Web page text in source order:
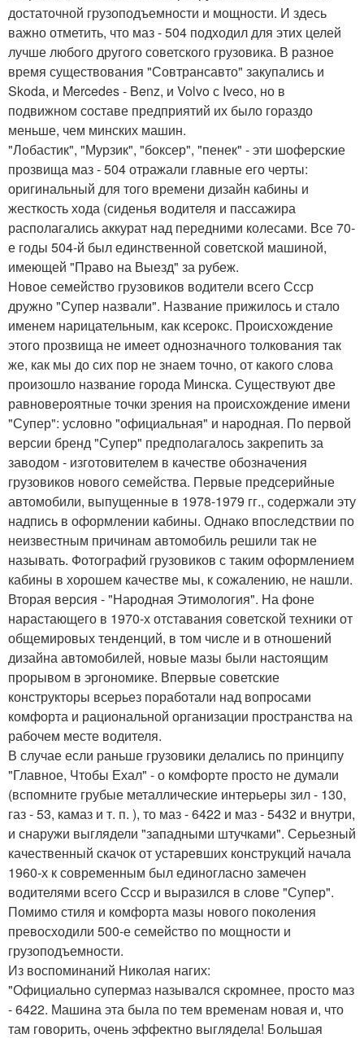
достаточной грузоподъемности и мощности. И здесь
важно отметить, что маз - 504 подходил для этих целей
лучше любого другого советского грузовика. В разное
время существования "Совтрансавто" закупались и
Skoda, и Mercedes - Benz, и Volvo с Iveco, но в
подвижном составе предприятий их было гораздо
меньше, чем минских машин.
"Лобастик", "Мурзик", "боксер", "пенек" - эти шоферские
прозвища маз - 504 отражали главные его черты:
оригинальный для того времени дизайн кабины и
жесткость хода (сиденья водителя и пассажира
располагались аккурат над передними колесами. Все 70-
е годы 504-й был единственной советской машиной,
имеющей "Право на Выезд" за рубеж.
Новое семейство грузовиков водители всего Ссср
дружно "Супер назвали". Название прижилось и стало
именем нарицательным, как ксерокс. Происхождение
этого прозвища не имеет однозначного толкования так
же, как мы до сих пор не знаем точно, от какого слова
произошло название города Минска. Существуют две
равновероятные точки зрения на происхождение имени
"Супер": условно "официальная" и народная. По первой
версии бренд "Супер" предполагалось закрепить за
заводом - изготовителем в качестве обозначения
грузовиков нового семейства. Первые предсерийные
автомобили, выпущенные в 1978-1979 гг., содержали эту
надпись в оформлении кабины. Однако впоследствии по
неизвестным причинам автомобиль решили так не
называть. Фотографий грузовиков с таким оформлением
кабины в хорошем качестве мы, к сожалению, не нашли.
Вторая версия - "Народная Этимология". На фоне
нарастающего в 1970-х отставания советской техники от
общемировых тенденций, в том числе и в отношений
дизайна автомобилей, новые мазы были настоящим
прорывом в эргономике. Впервые советские
конструкторы всерьез поработали над вопросами
комфорта и рациональной организации пространства на
рабочем месте водителя.
В случае если раньше грузовики делались по принципу
"Главное, Чтобы Ехал" - о комфорте просто не думали
(вспомните грубые металлические интерьеры зил - 130,
газ - 53, камаз и т. п. ), то маз - 6422 и маз - 5432 и внутри,
и снаружи выглядели "западными штучками". Серьезный
качественный скачок от устаревших конструкций начала
1960-х к современным был единогласно замечен
водителями всего Ссср и выразился в слове "Супер".
Помимо стиля и комфорта мазы нового поколения
превосходили 500-е семейство по мощности и
грузоподъемности.
Из воспоминаний Николая нагих:
"Официально супермаз назывался скромнее, просто маз
- 6422. Машина эта была по тем временам новая и, что
там говорить, очень эффектно выглядела! Большая